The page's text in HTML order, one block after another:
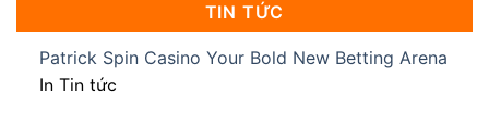
TIN TỨC
Patrick Spin Casino Your Bold New Betting Arena
In Tin tức